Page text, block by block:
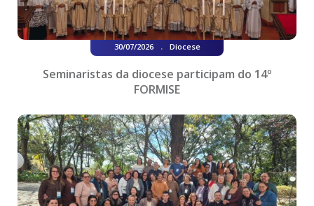
30/07/2026 . Diocese
Seminaristas da diocese participam do 14º
FORMISE